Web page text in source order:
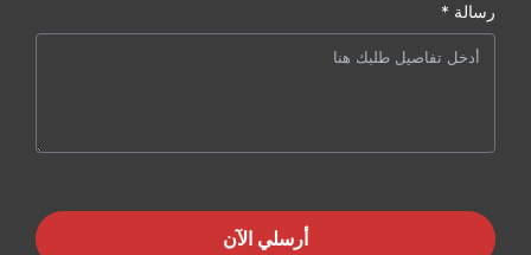
رسالة *
أرسلي الآن